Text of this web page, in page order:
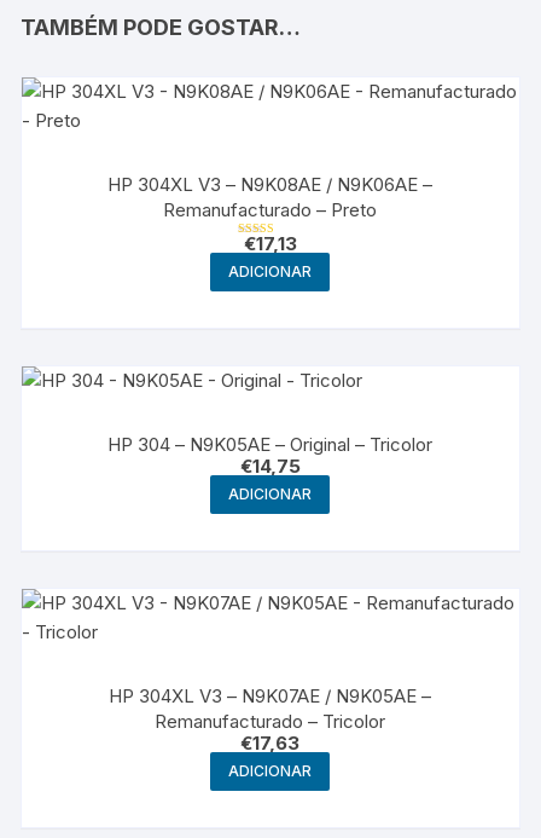
TAMBÉM PODE GOSTAR…
HP 304XL V3 – N9K08AE / N9K06AE –
Remanufacturado – Preto
Avaliação
de 5
€17,13
ADICIONAR
HP 304 – N9K05AE – Original – Tricolor
€14,75
ADICIONAR
HP 304XL V3 – N9K07AE / N9K05AE –
Remanufacturado – Tricolor
€17,63
ADICIONAR